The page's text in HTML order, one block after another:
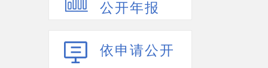
公开年报
依申请公开